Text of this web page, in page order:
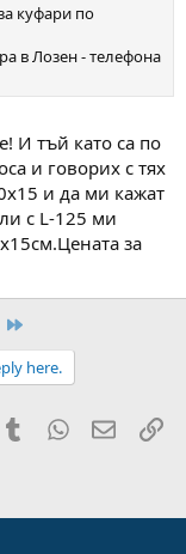
куфари по
в Лозен - телефона
И тъй като са по
и говорих с тях
и да ми кажат
с L-125 ми
за
here.
TumblrWhatsApp
Email